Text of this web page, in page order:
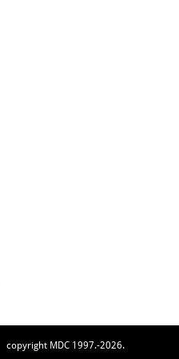
copyright MDC 1997.-2026.